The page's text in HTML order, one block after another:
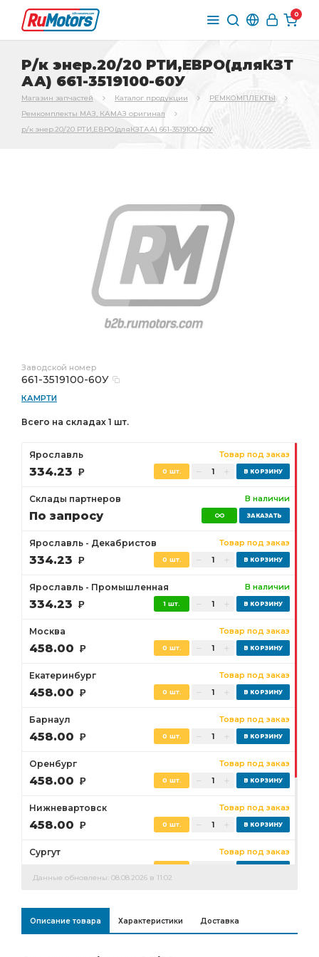
0
Р/к энер.20/20 РТИ,ЕВРО(дляКЗТ
АА) 661-3519100-60У
Магазин запчастей Каталог продукции
РЕМКОМПЛЕКТЫ
Ремкомплекты МАЗ, КАМАЗ оригинал
р/к энер.20/20 РТИ,ЕВРО(дляКЗТАА) 661-3519100-60У
Заводской номер
661-3519100-60У
КАМРТИ
Всего на складах 1 шт.
Ярославль Товар под заказ
334.23 Р 0 шт.
Склады партнеров В наличии
По запросу
Ярославль - Декабристов Товар под заказ
334.23 Р 0 шт.
Ярославль - Промышленная В наличии
334.23 Р 1 шт.
Москва Товар под заказ
458.00 Р 0 шт.
Екатеринбург Товар под заказ
458.00 Р 0 шт.
Барнаул Товар под заказ
458.00 Р 0 шт.
Оренбург Товар под заказ
458.00 Р 0 шт.
Нижневартовск Товар под заказ
458.00 Р 0 шт.
Сургут Товар под заказ
Данные обновлены: 08.08.2026 в 11:02
Описание товара Характеристики Доставка